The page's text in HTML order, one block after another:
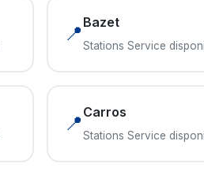
📍 Bazet
Stations Service
📍 Carros
Stations Service